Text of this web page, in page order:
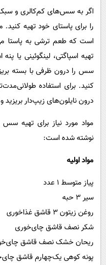
اگر به سس‌های کم‌کالری و سبک
را برای پاستای خود تهیه
است که طعم ترشی به پاستا
تهیه اسپاگتی، لینگوئینی یا
کنید. برای استفاده
درون نایلون‌های زیپ‌دار بریزید و برای ۳ ماه در فریزر
نوشته شده است:
مواد اولیه
پیاز متوسط ۱ عدد
سیر ۳ حبه
روغن زیتون ۳ قاشق غذاخوری
شکر نصف قاشق چای‌خوری
ریحان خشک نصف قاشق
پونه کوهی یک‌چهارم قاشق